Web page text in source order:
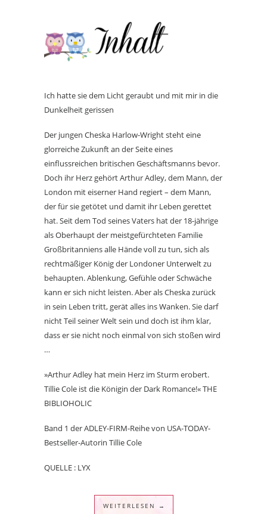
Ich hatte sie dem Licht geraubt und mit mir in die
Dunkelheit gerissen
Der jungen Cheska Harlow-Wright steht eine
glorreiche Zukunft an der Seite eines
einflussreichen britischen Geschäftsmanns bevor.
Doch ihr Herz gehört Arthur Adley, dem Mann, der
London mit eiserner Hand regiert – dem Mann,
der für sie getötet und damit ihr Leben gerettet
hat. Seit dem Tod seines Vaters hat der 18-jährige
als Oberhaupt der meistgefürchteten Familie
Großbritanniens alle Hände voll zu tun, sich als
rechtmäßiger König der Londoner Unterwelt zu
behaupten. Ablenkung, Gefühle oder Schwäche
kann er sich nicht leisten. Aber als Cheska zurück
in sein Leben tritt, gerät alles ins Wanken. Sie darf
nicht Teil seiner Welt sein und doch ist ihm klar,
dass er sie nicht noch einmal von sich stoßen wird
…
»Arthur Adley hat mein Herz im Sturm erobert.
Tillie Cole ist die Königin der Dark Romance!«THE
BIBLIOHOLIC
Band 1 derADLEY-FIRM-Reihe von USA-TODAY-
Bestseller-Autorin Tillie Cole
QUELLE : LYX
WEITERLESEN →